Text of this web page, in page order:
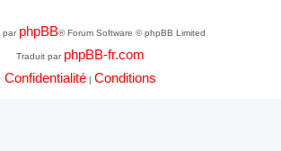
par phpBB® Forum Software © phpBB Limited
Traduit par phpBB-fr.com
Confidentialité| Conditions